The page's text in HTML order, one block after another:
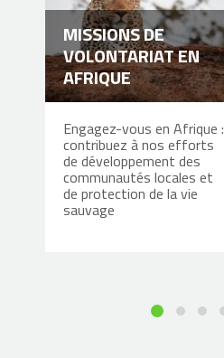
MISSIONS DE
VOLONTARIAT EN
AFRIQUE
Engagez-vous en Afrique :
contribuez à nos efforts
de développement des
communautés locales et
de protection de la vie
sauvage